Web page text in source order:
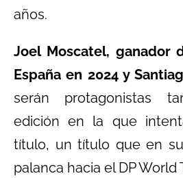
años.
Joel Moscatel, ganador
España en 2024 y
serán protagonistas
edición en la que
título, un título que en
palanca hacia el DP World